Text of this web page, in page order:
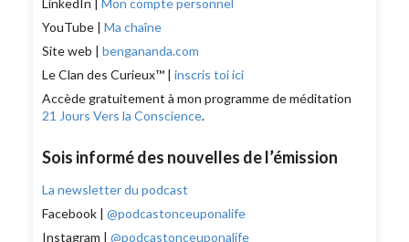
YouTube |Ma chaîne
Site web |bengananda.com
Le Clan des Curieux™ |inscris toi ici
Accède gratuitement à mon programme de méditation
21 Jours Vers la Conscience.
Sois informé des nouvelles de l’émission
La newsletter du podcast
Facebook |@podcastonceuponalife
Instagram |@podcastonceuponalife